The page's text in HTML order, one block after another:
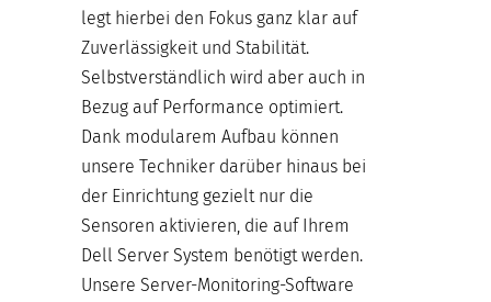
legt hierbei den Fokus ganz klar auf
Zuverlässigkeit und Stabilität.
Selbstverständlich wird aber auch in
Bezug auf Performance optimiert.
Dank modularem Aufbau können
unsere Techniker darüber hinaus bei
der Einrichtung gezielt nur die
Sensoren aktivieren, die auf Ihrem
Dell Server System benötigt werden.
Unsere Server-Monitoring-Software